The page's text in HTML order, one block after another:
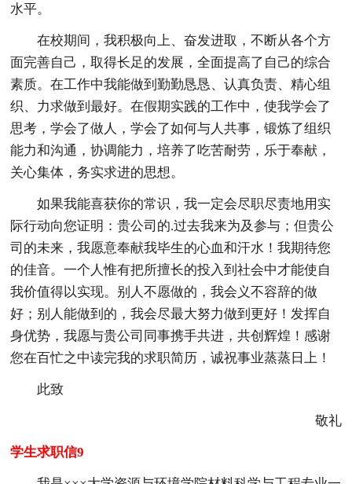
水平。
在校期间，我积极向上、奋发进取，不断从各个方
面完善自己，取得长足的发展，全面提高了自己的综合
素质。在工作中我能做到勤勤恳恳、认真负责、精心组
织、力求做到最好。在假期实践的工作中，使我学会了
思考，学会了做人，学会了如何与人共事，锻炼了组织
能力和沟通，协调能力，培养了吃苦耐劳，乐于奉献，
关心集体，务实求进的思想。
如果我能喜获你的常识，我一定会尽职尽责地用实
际行动向您证明：贵公司的.过去我来为及参与；但贵公
司的未来，我愿意奉献我毕生的心血和汗水！我期待您
的佳音。一个人惟有把所擅长的投入到社会中才能使自
我价值得以实现。别人不愿做的，我会义不容辞的做
好；别人能做到的，我会尽最大努力做到更好！发挥自
身优势，我愿与贵公司同事携手共进，共创辉煌！感谢
您在百忙之中读完我的求职简历，诚祝事业蒸蒸日上！
此致
敬礼
学生求职信9